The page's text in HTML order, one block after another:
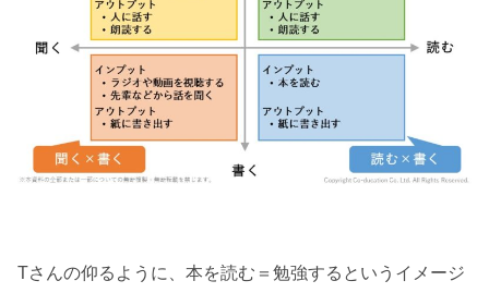
Tさんの仰るように、本を読む＝勉強するというイメージ